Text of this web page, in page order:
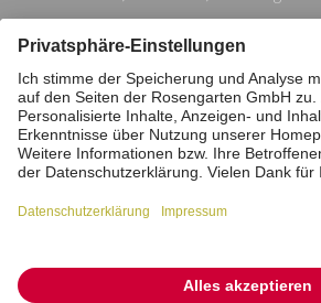
Impressum Datenschutz
Interne Meldestelle
Zahlungsmittel
Barrierefreiheitserklärung
Vertrag